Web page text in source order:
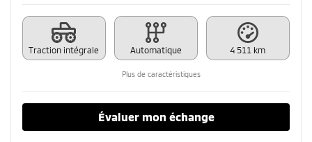
Traction intégrale Automatique 4 511 km
Plus de caractéristiques
Évaluer mon échange